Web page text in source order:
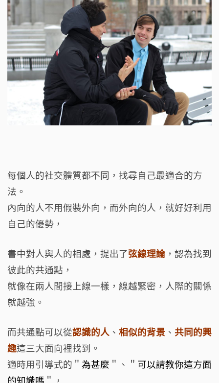
每個人的社交體質都不同， 找尋自己最適合的方
法。
內向的人不用假裝外向，而外向的人，就好好利用
自己的優勢，
書中對人與人的相處，提出了弦線理論 ，認為找到
彼此的共通點，
就像在兩人間接上線一樣，線越緊密，人際的關係
就越強。
而共通點可以從認識的人 、 相似的背景 、 共同的興
趣這三大面向裡找到。
適時用引導式的＂ 為甚麼 ＂、＂ 可以請教你這方面
的知識嗎 ＂，